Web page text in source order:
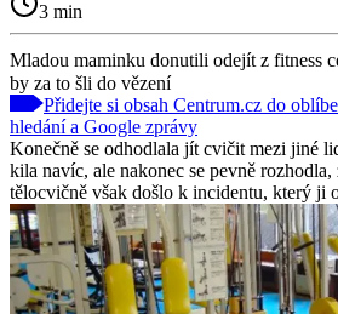
3 min
Mladou maminku donutili odejít z fitness
by za to šli do vězení
Přidejte si obsah Centrum.cz do
hledání a Google zprávy
Konečně se odhodlala jít cvičit mezi jiné
kila navíc, ale nakonec se pevně
tělocvičně však došlo k incidentu, který ji